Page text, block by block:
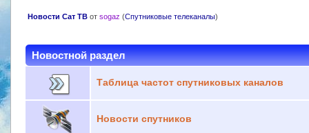
Новости Сат ТВ отsogaz (Спутниковые телеканалы)
Новостной раздел
Таблица частот спутниковых каналов
Новости спутников